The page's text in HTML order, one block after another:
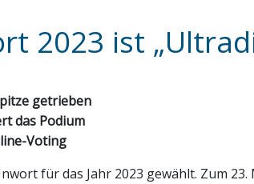
2023 ist
getrieben
das Podium
Voting
für das Jahr 2023 gewählt. Zum